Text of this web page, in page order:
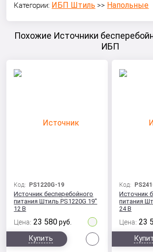
Категории: ИБП Штиль >> Напольные
Похожие Источники
ИБП
Код: PS1220G-19
Источник бесперебойного
питания Штиль PS1220G 19"
12 В
Цена: 23 580 руб.
Купить
Код:
Источник
питания
24 В
Цена: 23